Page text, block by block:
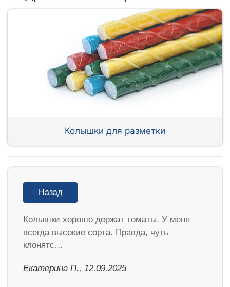
Колышки для разметки
Назад
Колышки хорошо держат томаты. У меня
всегда высокие сорта. Правда, чуть
клонятс…
Екатерина П., 12.09.2025